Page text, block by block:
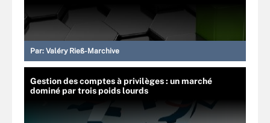
Par: Valéry Rieß-Marchive
Gestion des comptes à privilèges : un marché
dominé par trois poids lourds